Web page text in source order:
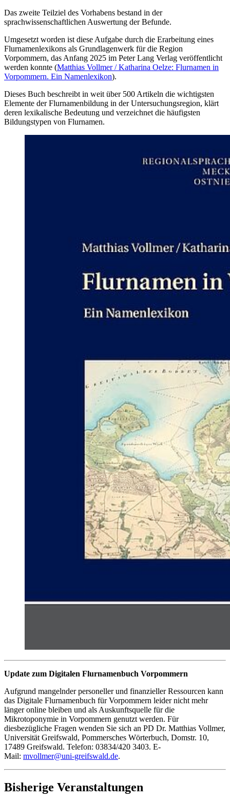
Das zweite Teilziel des Vorhabens bestand in der
sprachwissenschaftlichen Auswertung der Befunde.
Umgesetzt worden ist diese Aufgabe durch die Erarbeitung eines
Flurnamenlexikons als Grundlagenwerk für die Region
Vorpommern, das Anfang 2025 im Peter Lang Verlag veröffentlicht
werden konnte (Matthias Vollmer / Katharina Oelze: Flurnamen in
Vorpommern. Ein Namenlexikon).
Dieses Buch beschreibt in weit über 500 Artikeln die wichtigsten
Elemente der Flurnamenbildung in der Untersuchungsregion, klärt
deren lexikalische Bedeutung und verzeichnet die häufigsten
Bildungstypen von Flurnamen.
Update zum Digitalen Flurnamenbuch Vorpommern
Aufgrund mangelnder personeller und finanzieller Ressourcen kann
das Digitale Flurnamenbuch für Vorpommern leider nicht mehr
länger online bleiben und als Auskunftsquelle für die
Mikrotoponymie in Vorpommern genutzt werden. Für
diesbezügliche Fragen wenden Sie sich an PD Dr. Matthias Vollmer,
Universität Greifswald, Pommersches Wörterbuch, Domstr. 10,
17489 Greifswald. Telefon: 03834/420 3403. E-
Mail: mvollmer@uni-greifswald.de.
Bisherige Veranstaltungen